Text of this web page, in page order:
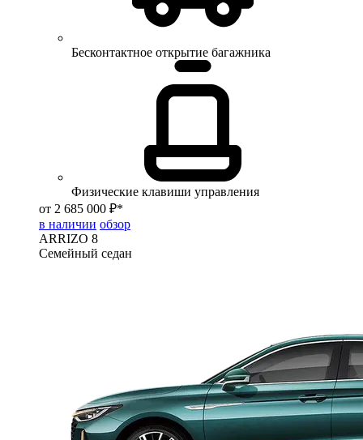
Бесконтактное открытие багажника
Физические клавиши управления
от 2 685 000 ₽*
в наличии обзор
ARRIZO 8
Семейный седан